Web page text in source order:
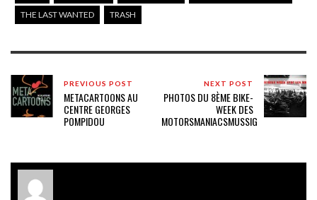
THE LAST WANTED
TRASH
PREVIOUS POST
METACARTOONS AU
CENTRE GEORGES
POMPIDOU
NEXT POST
PHOTOS DU 8ÈME BIKE-
WEEK DES
MOTORSMANIACSMUSSIG